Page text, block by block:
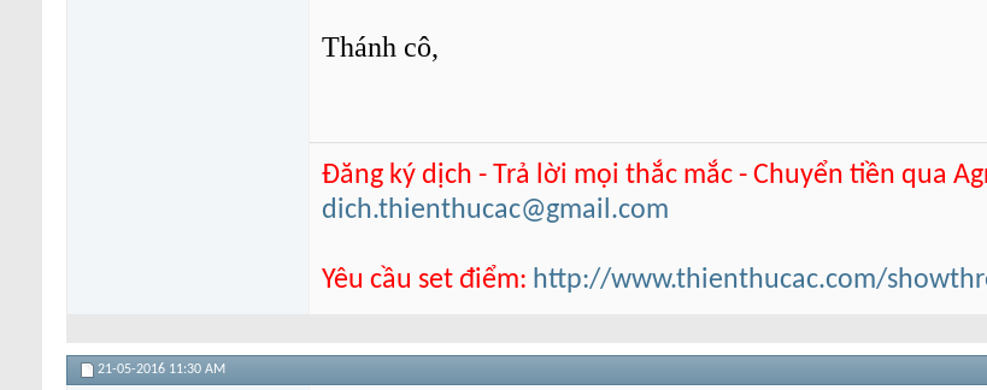
Thánh cô,
Đăng ký dịch - Trả lời mọi thắc mắc - Chuyển tiền qua
dich.thienthucac@gmail.com
Yêu cầu set điểm: http://www.thienthucac.com/
21-05-2016 11:30 AM